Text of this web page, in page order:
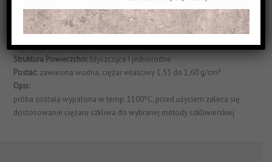
Kolor:brąz jasny
Typ:kryjące
Struktura Powierzchni:błyszczące I jednorodne
Postać:zawiesina wodna, ciężar właściwy 1,55 do 1,60 g/cm³
Opis:
próba została wypalona w temp. 1100ºC, przed użyciem zaleca się
dostosowanie ciężaru szkliwa do wybranej metody szkliwierskiej